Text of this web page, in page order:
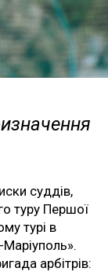
суддів,
туру Першої
турі в
арбітрів: